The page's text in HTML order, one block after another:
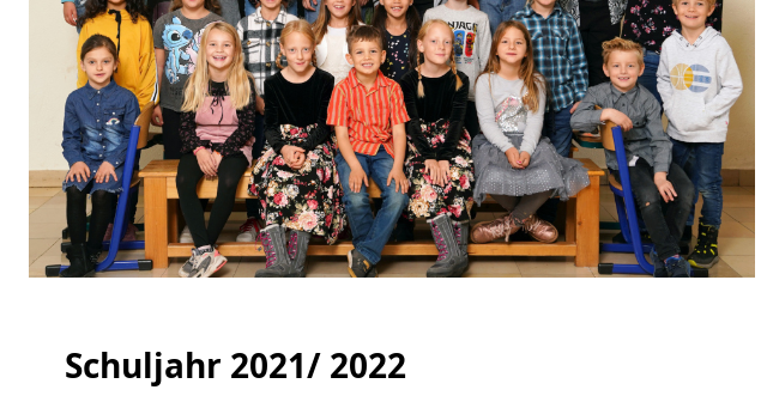
Schuljahr 2021/ 2022